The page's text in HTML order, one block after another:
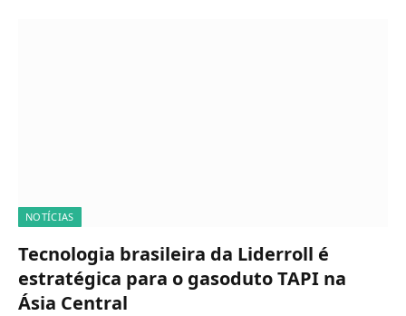
NOTÍCIAS
Tecnologia brasileira da Liderroll é
estratégica para o gasoduto TAPI na
Ásia Central